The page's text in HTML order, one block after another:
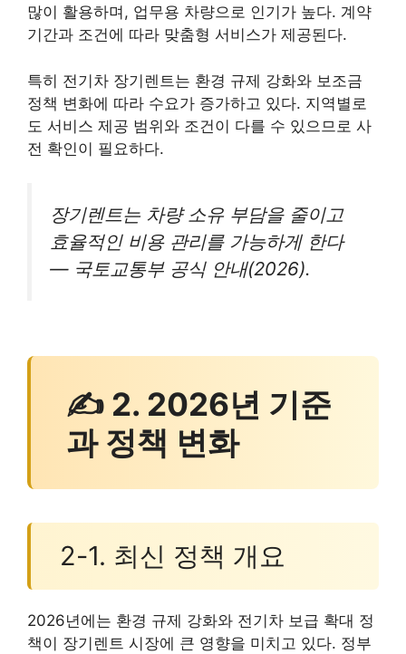
많이 활용하며, 업무용 차량으로 인기가 높다. 계약
기간과 조건에 따라 맞춤형 서비스가 제공된다.
특히 전기차 장기렌트는 환경 규제 강화와 보조금
정책 변화에 따라 수요가 증가하고 있다. 지역별로
도 서비스 제공 범위와 조건이 다를 수 있으므로 사
전 확인이 필요하다.
장기렌트는 차량 소유 부담을 줄이고
효율적인 비용 관리를 가능하게 한다
— 국토교통부 공식 안내(2026).
✍ 2. 2026년 기준
과 정책 변화
2-1. 최신 정책 개요
2026년에는 환경 규제 강화와 전기차 보급 확대 정
책이 장기렌트 시장에 큰 영향을 미치고 있다. 정부